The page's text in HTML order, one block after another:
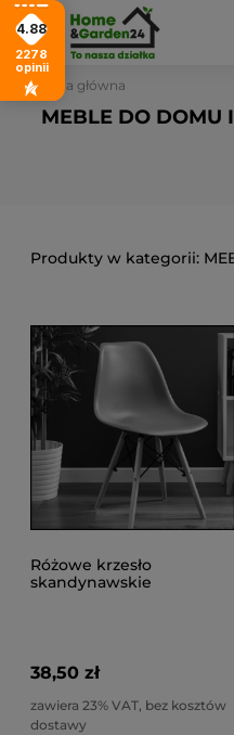
Strona główna
MEBLE DO DOMU
Różowe krzesło
skandynawskie
38,50 zł
zawiera 23% VAT, bez kosztów
dostawy
4.88
2278
opinii